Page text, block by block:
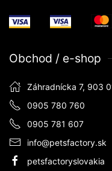
Obchod / e-shop
Záhradnícka 7, 903
0905 780 760
0905 781 607
info@petsfactory.sk
petsfactoryslovakia